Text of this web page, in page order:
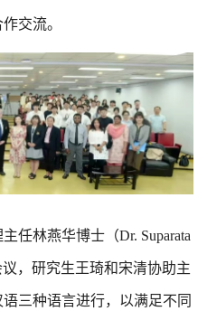
交流。
任林燕华博士（Dr. Suparata
，研究生王琦和宋清协助主
三种语言进行，以满足不同